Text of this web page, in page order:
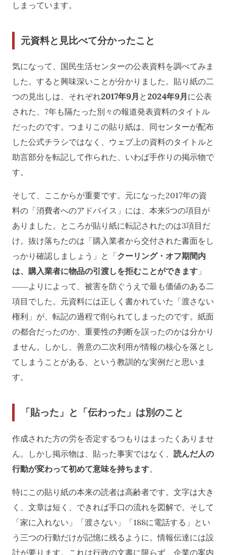
しまっています。
元資料と見比べて分かったこと
気になって、国民生活センターの公表資料を調べてみま
した。すると興味深いことが分かりました。貼り紙の二
つの見出しは、それぞれ2017年9月 と 2024年9月 に公表
された、7年も隔たった別々の報道発表資料のタイトル
だったのです。つまりこの貼り紙は、同センターが配布
した公式チラシではなく、ウェブ上の資料のタイトルと
助言部分を転記して作られた、いわば手作りの掲示物で
す。
そして、ここからが重要です。元になった2017年の資
料の「消費者へのアドバイス」には、本来5つの項目が
ありました。ところが貼り紙に転記されたのは3項目だ
け。抜け落ちたのは「購入業者から交付された書面をし
っかり確認しましょう」と「クーリング・オフ期間内
は、購入業者に物品の引渡しを拒むことができます 」
――よりによって、被害を防ぐうえで最も価値のある二
項目でした。元資料には正しく書かれていた「渡さない
権利」が、転記の過程で削られてしまったのです。紙面
の都合だったのか、重要性の判断を誤ったのかは分かり
ません。しかし、善意の二次利用が情報の核心を落とし
てしまうことがある、という教訓的な実例だと思いま
す。
「貼った」と「伝わった」は別のこと
作成された方の労を否定するつもりはまったくありませ
ん。しかし掲示物は、貼った事実ではなく、 読んだ人の
行動が変わって初めて意味を持ちます。
特にこの貼り紙の本来の読者は高齢者です。文字は大き
く、文章は短く、できれば手口の流れを図解で。そして
「家に入れない」「渡さない」「188に電話する」とい
う三つの行動だけが記憶に残るように。情報伝達には設
計が要ります。これは行政の文書に限らず、企業の案内